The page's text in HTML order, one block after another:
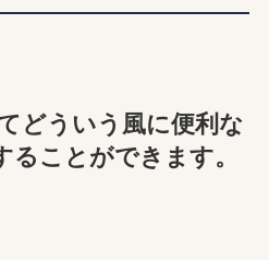
どういう風に便利な
ことができます。